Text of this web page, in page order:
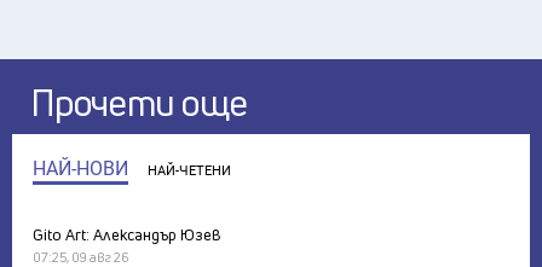
Прочети още
НАЙ-НОВИ НАЙ-ЧЕТЕНИ
Gito Art: Александър Юзев
07:25, 09 авг 26